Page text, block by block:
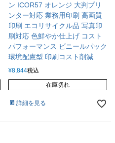
ン ICOR57 オレンジ 大判プリ
ンター対応 業務用印刷 高画質
印刷 エコリサイクル品 写真印
刷対応 色鮮やか仕上げ コスト
パフォーマンス ビニールパック
環境配慮型 印刷コスト削減
¥8,844税込
在庫切れ
詳細を見る